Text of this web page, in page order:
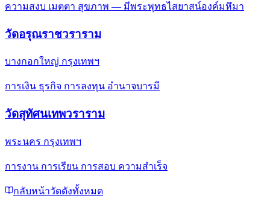
ความสงบ เมตตา สุขภาพ — มีพระพุทธไสยาสน์องค์มหึมา
วัดอรุณราชวราราม
บางกอกใหญ่ กรุงเทพฯ
การเงิน ธุรกิจ การลงทุน อำนาจบารมี
วัดสุทัศนเทพวราราม
พระนคร กรุงเทพฯ
การงาน การเรียน การสอบ ความสำเร็จ
กลับหน้าวัดดังทั้งหมด